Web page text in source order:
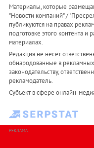
Материалы, которые
"Новости компаний" /
публикуются на правах
подготовке этого контента и
материалах.
Редакция не несет
обнародованные в
законодательству,
рекламодатель.
Субъект в сфере онлайн-
РЕКЛАМА